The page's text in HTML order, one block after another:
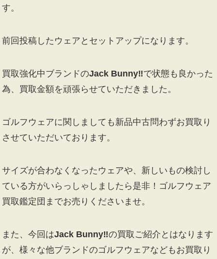
す。
前回投稿したウェアとセットアップになります。
買取強化中ブランドのJack Bunny‼で状態も良かった
為、買取金額を頑張らせていただきました。
ゴルフウェアに関しましても新品中古問わずお買取り
させていただいております。
サイズが合わなくなったウェアや、新しいもの検討し
ている方がいらっしゃしましたら是非！ゴルフウェア
買取鑑定団までお売りくださいませ。
また、今回はJack Bunny‼の買取ご紹介とはなります
が、様々な他ブランドのゴルフウェアなどもお買取り